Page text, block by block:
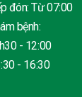
đón: Từ 07:00
bệnh:
- 12:00
- 16:30